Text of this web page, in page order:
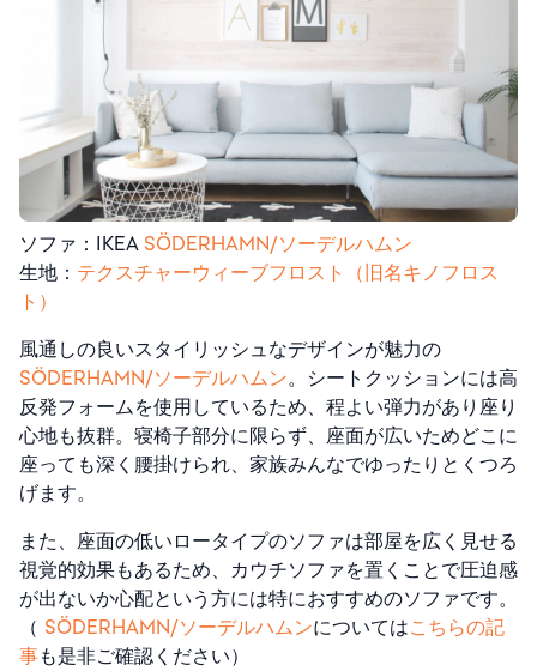
ソファ：IKEA SÖDERHAMN/ソーデルハムン
生地： テクスチャーウィーブフロスト（旧名キノフロス
ト）
風通しの良いスタイリッシュなデザインが魅力の
SÖDERHAMN/ソーデルハムン。
シートクッションには高
反発フォームを使用しているため、程よい弾力があり座り
心地も抜群。寝椅子部分に限らず、座面が広いためどこに
座っても深く腰掛けられ、家族みんなでゆったりとくつろ
げます。
また、座面の低いロータイプのソファは部屋を広く見せる
視覚的効果もあるため、カウチソファを置くことで圧迫感
が出ないか心配という方には特におすすめのソファです。
（ SÖDERHAMN/ソーデルハムンについてはこちらの記
事も是非ご確認ください）